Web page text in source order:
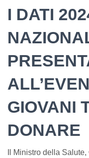
I DATI
GIOVANI
DONARE
Il Ministro della